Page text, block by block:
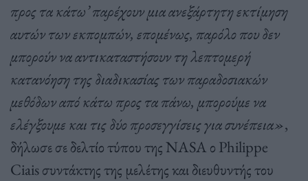
προς τα κάτω’ παρέχουν μια ανεξάρτητη εκτίμηση
αυτών των εκπομπών, επομένως, παρόλο που δεν
μπορούν να αντικαταστήσουν τη λεπτομερή
κατανόηση της διαδικασίας των παραδοσιακών
μεθόδων από κάτω προς τα πάνω, μπορούμε να
ελέγξουμε και τις δύο προσεγγίσεις για συνέπεια»,
δήλωσε σε δελτίο τύπου της NASA ο Philippe
Ciais συντάκτης της μελέτης και διευθυντής του